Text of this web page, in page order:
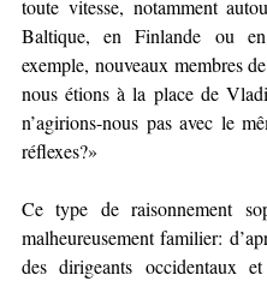
toute vitesse, notamment
Baltique, en Finlande ou
exemple, nouveaux membres
nous étions à la place de
n’agirions-nous pas avec le
réflexes?»
Ce type de raisonnement
malheureusement familier:
des dirigeants occidentaux